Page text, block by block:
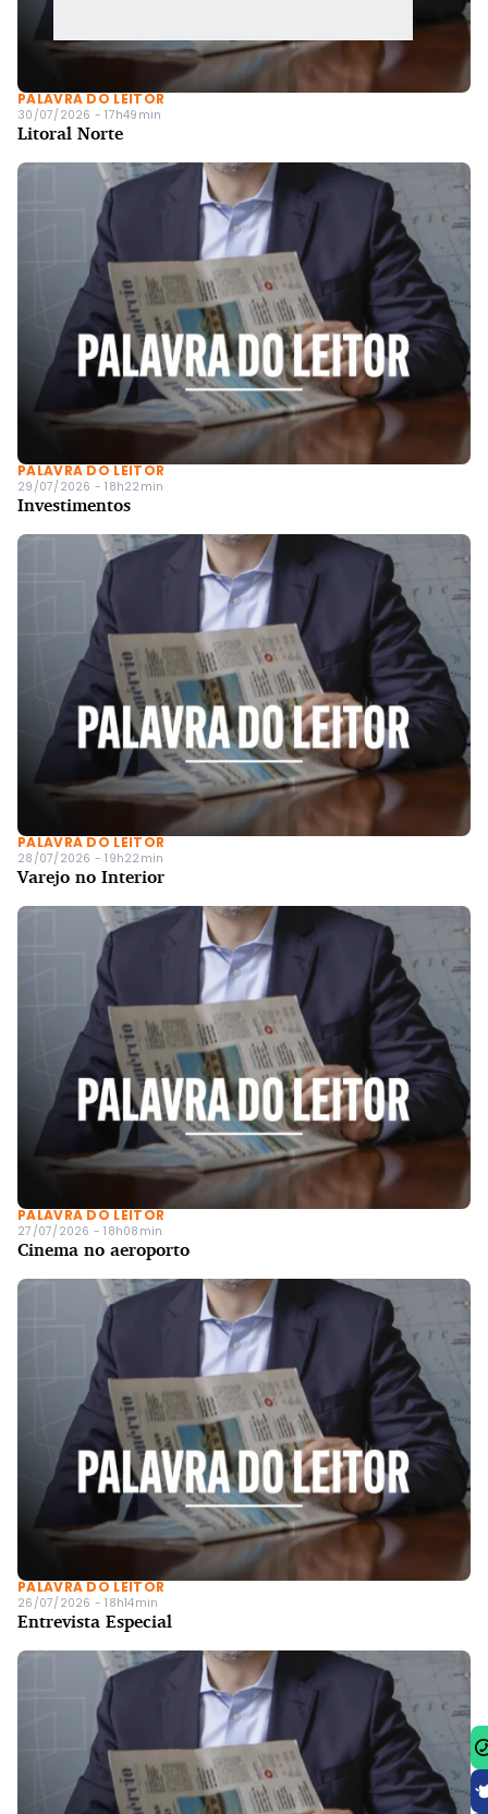
PALAVRA DO LEITOR
30/07/2026 - 17h49min
Litoral Norte
PALAVRA DO LEITOR
29/07/2026 - 18h22min
Investimentos
PALAVRA DO LEITOR
28/07/2026 - 19h22min
Varejo no Interior
PALAVRA DO LEITOR
27/07/2026 - 18h08min
Cinema no aeroporto
PALAVRA DO LEITOR
26/07/2026 - 18h14min
Entrevista Especial